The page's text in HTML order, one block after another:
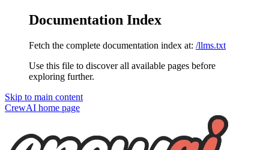
Documentation Index
Fetch the complete documentation index at: /llms.txt
Use this file to discover all available pages before
exploring further.
Skip to main content
CrewAI home page